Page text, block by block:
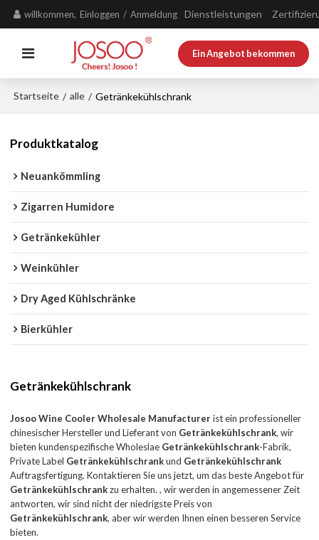
willkommen, Einloggen / Anmeldung Dienstleistungen
Ein Angebot bekommen
Startseite / alle / Getränkekühlschrank
Produktkatalog
Neuankömmling
Zigarren Humidore
Getränkekühler
Weinkühler
Dry Aged Kühlschränke
Bierkühler
Getränkekühlschrank
Josoo Wine Cooler Wholesale Manufacturerist ein professioneller
chinesischer Hersteller und Lieferant von Getränkekühlschrank, wir
bieten kundenspezifische Wholeslae Getränkekühlschrank-Fabrik,
Private Label Getränkekühlschrankund Getränkekühlschrank
Auftragsfertigung. Kontaktieren Sie uns jetzt, um das beste Angebot für
Getränkekühlschrankzu erhalten. , wir werden in angemessener Zeit
antworten, wir sind nicht der niedrigste Preis von
Getränkekühlschrank, aber wir werden Ihnen einen besseren Service
bieten.